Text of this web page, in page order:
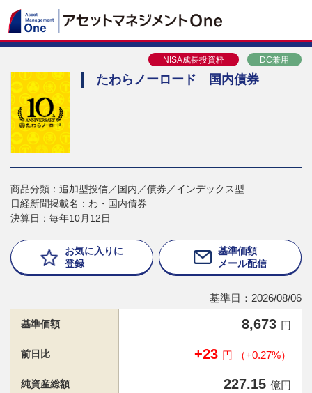
NISA成長投資枠 DC兼用
たわらノーロード 国内債券
商品分類：追加型投信／国内／債券／インデックス型
日経新聞掲載名：わ・国内債券
決算日：毎年10月12日
お気に入りに
登録
基準価額
メール配信
基準日：2026/08/06
基準価額 8,673 円
前日比 +23 円 （+0.27%）
純資産総額 227.15 億円